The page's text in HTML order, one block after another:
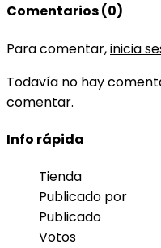
Comentarios (0)
Para comentar,inicia
Todavía no hay
comentar.
Info rápida
Tienda
Publicado por
Publicado
Votos